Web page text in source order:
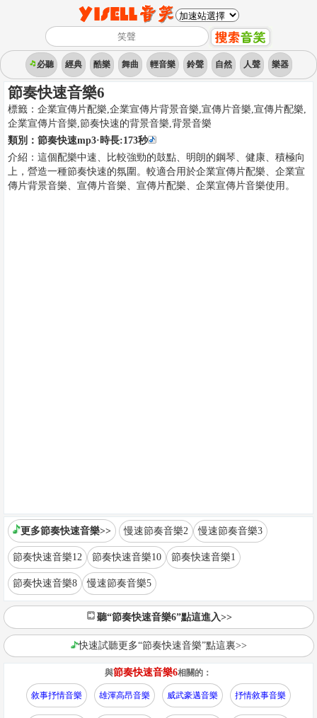
必聽 經典 酷樂 舞曲 輕音樂 鈴聲 自然 人聲 樂器
節奏快速音樂6
標籤： 企業宣傳片配樂,企業宣傳片背景音樂,宣傳片音樂,宣傳片配樂,
企業宣傳片音樂,節奏快速的背景音樂,背景音樂
類別： 節奏快速mp3·時長:173秒
介紹： 這個配樂中速、比較強勁的鼓點、明朗的鋼琴、健康、積極向
上，營造一種節奏快速的氛圍。較適合用於企業宣傳片配樂、企業宣
傳片背景音樂、宣傳片音樂、宣傳片配樂、企業宣傳片音樂使用。
更多節奏快速音樂>> 慢速節奏音樂2 慢速節奏音樂3
節奏快速音樂12 節奏快速音樂10 節奏快速音樂1
節奏快速音樂8 慢速節奏音樂5
聽“節奏快速音樂6”點這進入>>
快速試聽更多“節奏快速音樂”點這裏>>
與節奏快速音樂6相關的：
敘事抒情音樂 雄渾高昂音樂 威武豪邁音樂 抒情敘事音樂